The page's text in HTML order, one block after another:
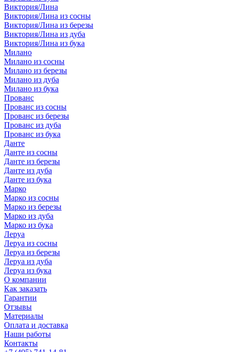
Виктория/Лина
Виктория/Лина из сосны
Виктория/Лина из березы
Виктория/Лина из дуба
Виктория/Лина из бука
Милано
Милано из сосны
Милано из березы
Милано из дуба
Милано из бука
Прованс
Прованс из сосны
Прованс из березы
Прованс из дуба
Прованс из бука
Данте
Данте из сосны
Данте из березы
Данте из дуба
Данте из бука
Марко
Марко из сосны
Марко из березы
Марко из дуба
Марко из бука
Леруа
Леруа из сосны
Леруа из березы
Леруа из дуба
Леруа из бука
О компании
Как заказать
Гарантии
Отзывы
Материалы
Оплата и доставка
Наши работы
Контакты